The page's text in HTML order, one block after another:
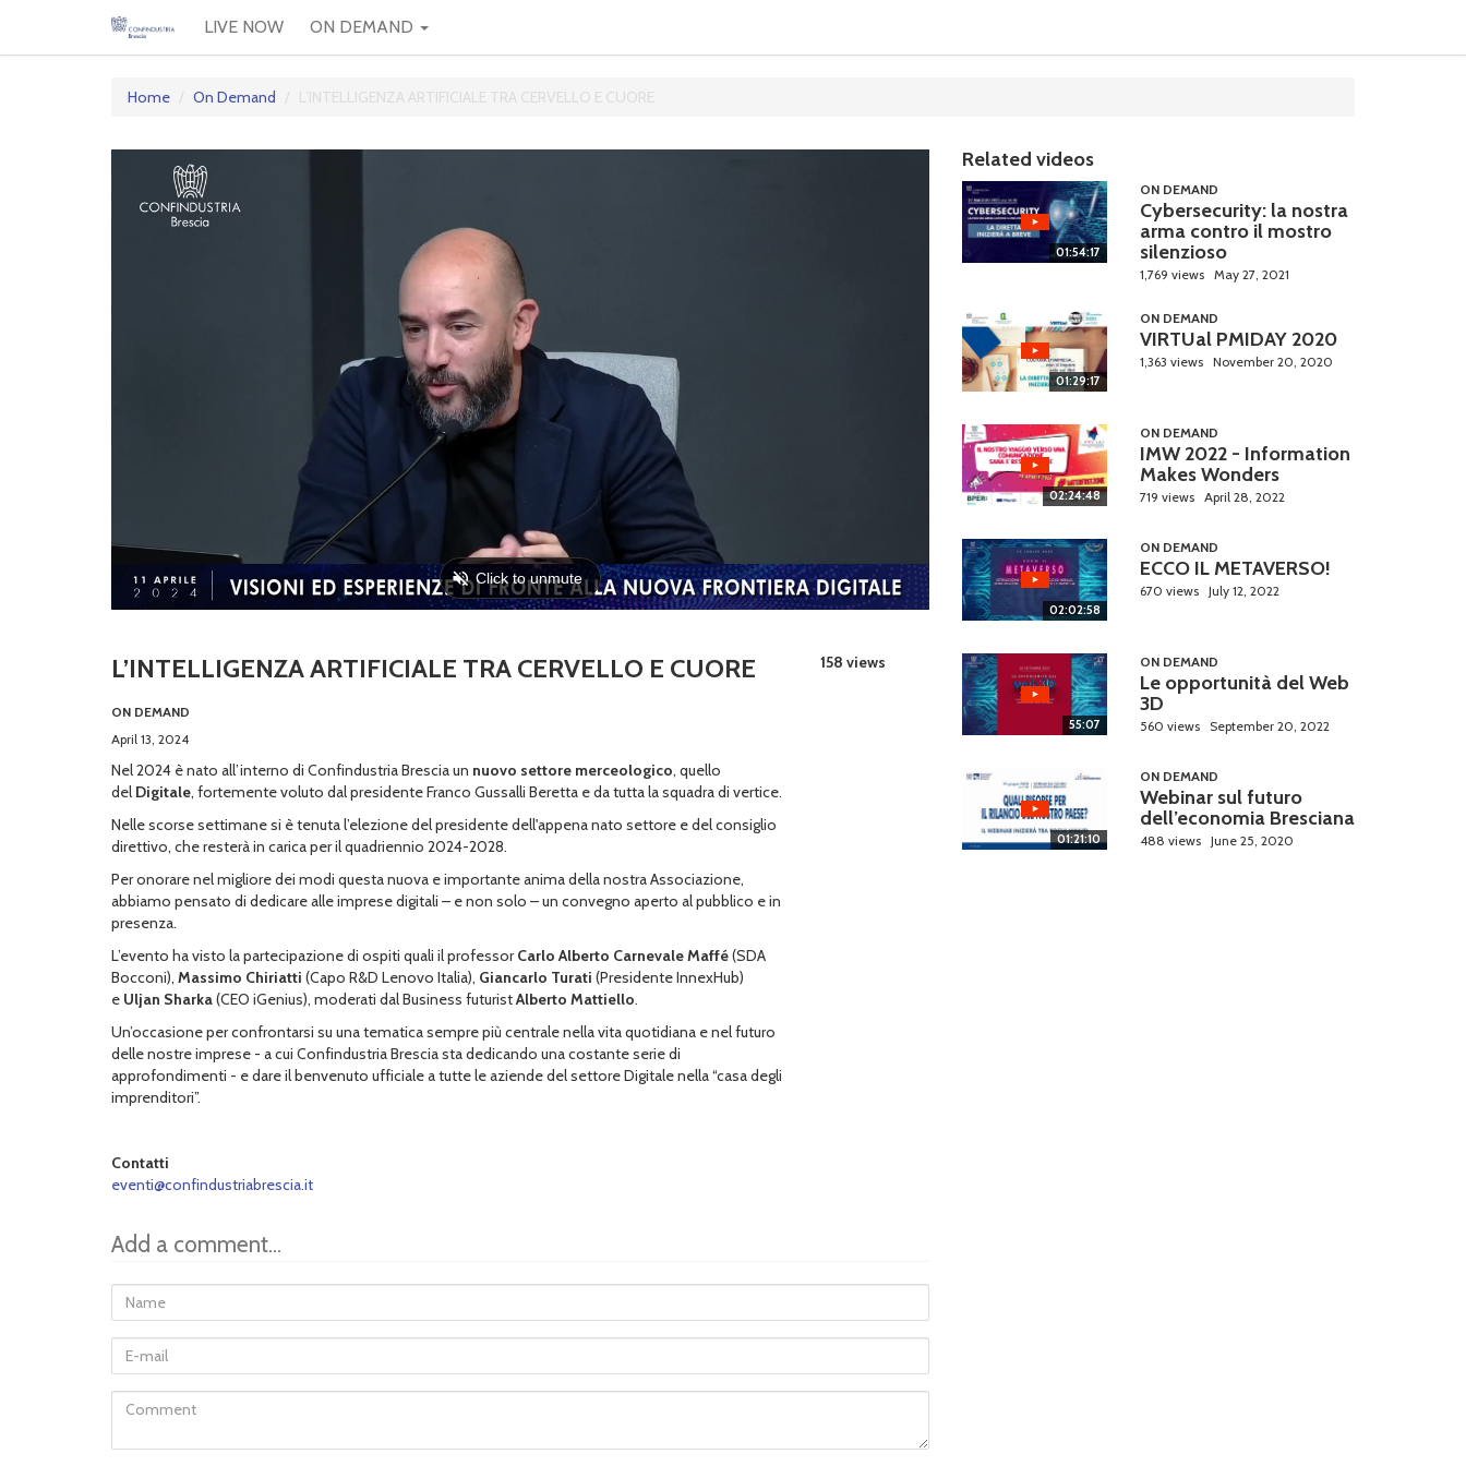
LIVE NOW ON DEMAND
Home On Demand L’INTELLIGENZA ARTIFICIALE TRA CERVELLO E CUORE
L’INTELLIGENZA ARTIFICIALE TRA CERVELLO E CUORE
ON DEMAND
158 views
April 13, 2024
Nel 2024 è nato all’interno di Confindustria Brescia un nuovo settore merceologico, quello
del Digitale, fortemente voluto dal presidente Franco Gussalli Beretta e da tutta la squadra di vertice.
Nelle scorse settimane si è tenuta l’elezione del presidente dell'appena nato settore e del consiglio
direttivo, che resterà in carica per il quadriennio 2024-2028.
Per onorare nel migliore dei modi questa nuova e importante anima della nostra Associazione,
abbiamo pensato di dedicare alle imprese digitali – e non solo – un convegno aperto al pubblico e in
presenza.
L’evento ha visto la partecipazione di ospiti quali il professorCarlo Alberto Carnevale Maffé(SDA
Bocconi), Massimo Chiriatti (Capo R&D Lenovo Italia), Giancarlo Turati (Presidente InnexHub)
e Uljan Sharka(CEO iGenius), moderati dal Business futuristAlberto Mattiello.
Un’occasione per confrontarsi su una tematica sempre più centrale nella vita quotidiana e nel futuro
delle nostre imprese - a cui Confindustria Brescia sta dedicando una costante serie di
approfondimenti - e dare il benvenuto ufficiale a tutte le aziende del settore Digitale nella “casa degli
imprenditori”.
Contatti
eventi@confindustriabrescia.it
Add a comment...
Name
mail
Comment
Related videos
01:54:17
ON DEMAND
Cybersecurity: la nostra
arma contro il mostro
silenzioso
1,769 views May 27, 2021
01:29:17
ON DEMAND
VIRTUal PMIDAY 2020
1,363 views November 20, 2020
02:24:48
ON DEMAND
IMW 2022 - Information
Makes Wonders
719 views April 28, 2022
02:02:58
ON DEMAND
ECCO IL METAVERSO!
670 views July 12, 2022
55:07
ON DEMAND
Le opportunità del Web
3D
560 views September 20, 2022
01:21:10
ON DEMAND
Webinar sul futuro
dell’economia Bresciana
488 views June 25, 2020